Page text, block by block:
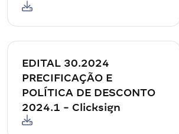
EDITAL 30.2024
PRECIFICAÇÃO E
POLÍTICA DE DESCONTO
2024.1 - Clicksign